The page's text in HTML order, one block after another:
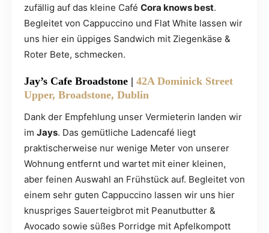
zufällig auf das kleine Café Cora knows best.
Begleitet von Cappuccino und Flat White lassen wir
uns hier ein üppiges Sandwich mit Ziegenkäse &
Roter Bete, schmecken.
Jay’s Cafe Broadstone | 42A Dominick Street
Upper, Broadstone, Dublin
Dank der Empfehlung unser Vermieterin landen wir
im Jays. Das gemütliche Ladencafé liegt
praktischerweise nur wenige Meter von unserer
Wohnung entfernt und wartet mit einer kleinen,
aber feinen Auswahl an Frühstück auf. Begleitet von
einem sehr guten Cappuccino lassen wir uns hier
knuspriges Sauerteigbrot mit Peanutbutter &
Avocado sowie süßes Porridge mit Apfelkompott